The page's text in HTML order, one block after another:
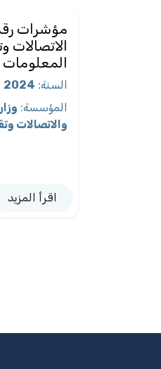
مؤشرات
الاتصالات
المعلومات 2024
السنة:
2024
المؤسسة:
والاتصالات
اقرأ المزيد